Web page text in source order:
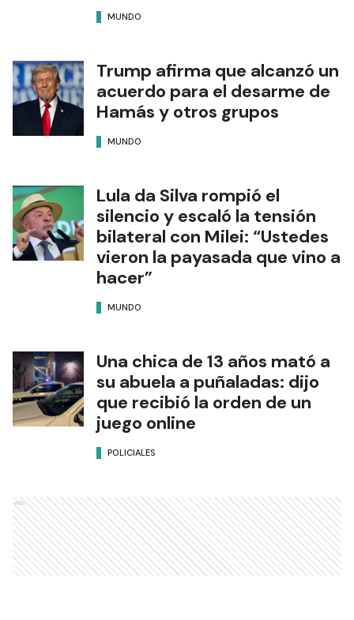
MUNDO
Trump afirma que alcanzó un
acuerdo para el desarme de
Hamás y otros grupos
MUNDO
Lula da Silva rompió el
silencio y escaló la tensión
bilateral con Milei: “Ustedes
vieron la payasada que vino a
hacer”
MUNDO
Una chica de 13 años mató a
su abuela a puñaladas: dijo
que recibió la orden de un
juego online
POLICIALES
Ads